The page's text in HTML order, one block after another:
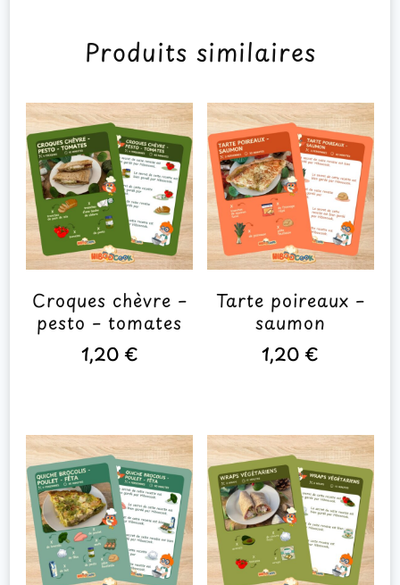
Produits similaires
Croques chèvre –
pesto – tomates
1,20 €
Tarte poireaux –
saumon
1,20€